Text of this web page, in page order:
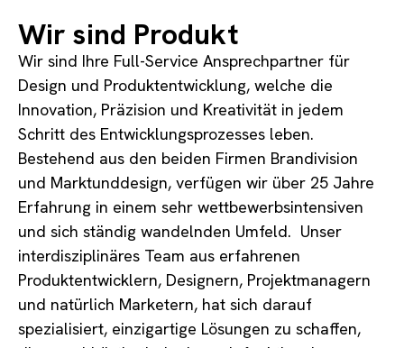
Wir sind Produkt
Wir sind Ihre Full-Service Ansprechpartner für
Design und Produktentwicklung, welche die
Innovation, Präzision und Kreativität in jedem
Schritt des Entwicklungsprozesses leben.
Bestehend aus den beiden Firmen Brandivision
und Marktunddesign, verfügen wir über 25 Jahre
Erfahrung in einem sehr wettbewerbsintensiven
und sich ständig wandelnden Umfeld. Unser
interdisziplinäres Team aus erfahrenen
Produktentwicklern, Designern, Projektmanagern
und natürlich Marketern, hat sich darauf
spezialisiert, einzigartige Lösungen zu schaffen,